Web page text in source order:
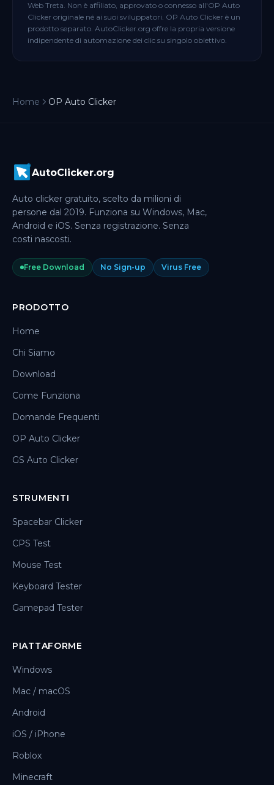
Web Treta. Non è affiliato, approvato o connesso all'OP Auto
Clicker originale né ai suoi sviluppatori. OP Auto Clicker è un
prodotto separato. AutoClicker.org offre la propria versione
indipendente di automazione dei clic su singolo obiettivo.
Home OP Auto Clicker
AutoClicker.org
Auto clicker gratuito, scelto da milioni di
persone dal 2019. Funziona su Windows, Mac,
Android e iOS. Senza registrazione. Senza
costi nascosti.
Free Download No Sign-up Virus Free
PRODOTTO
Home
Chi Siamo
Download
Come Funziona
Domande Frequenti
OP Auto Clicker
GS Auto Clicker
STRUMENTI
Spacebar Clicker
CPS Test
Mouse Test
Keyboard Tester
Gamepad Tester
PIATTAFORME
Windows
Mac / macOS
Android
iOS / iPhone
Roblox
Minecraft